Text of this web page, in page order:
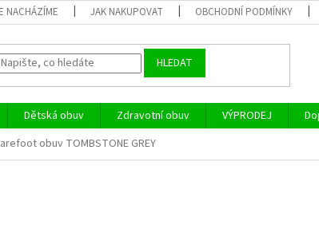
NACHÁZÍME JAK NAKUPOVAT OBCHODNÍ PODMÍNKY
HLEDAT
Dětská obuv Zdravotní obuv VÝPRODEJ
obuv TOMBSTONE GREY